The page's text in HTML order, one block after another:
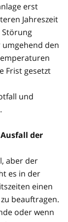
erst
Jahreszeit
Störung
den
Frist gesetzt
und
der
aber der
es in der
einen
beauftragen.
oder wenn